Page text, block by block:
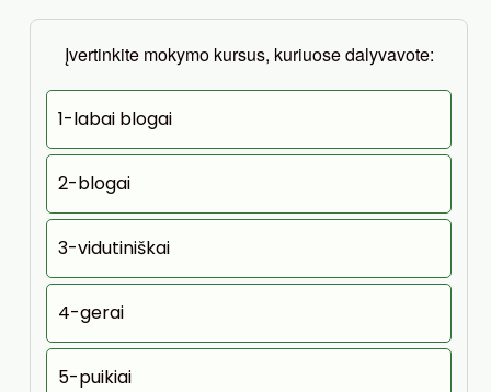
Įvertinkite mokymo kursus, kuriuose dalyvavote:
1-labai blogai
2-blogai
3-vidutiniškai
4-gerai
5-puikiai